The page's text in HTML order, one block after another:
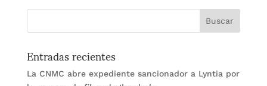
Entradas recientes
La CNMC abre expediente sancionador a Lyntia por